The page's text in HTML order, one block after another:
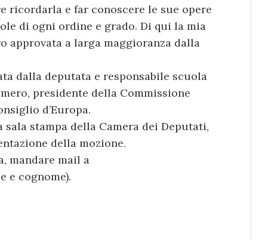
ricordarla e far conoscere le sue opere
di ogni ordine e grado. Di qui la mia
approvata a larga maggioranza dalla
dalla deputata e responsabile scuola
presidente della Commissione
d’Europa.
stampa della Camera dei Deputati,
della mozione.
mandare mail a
e cognome).